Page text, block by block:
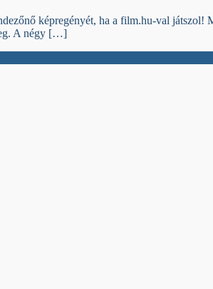
képregényét, ha a film.hu-val
A négy […]